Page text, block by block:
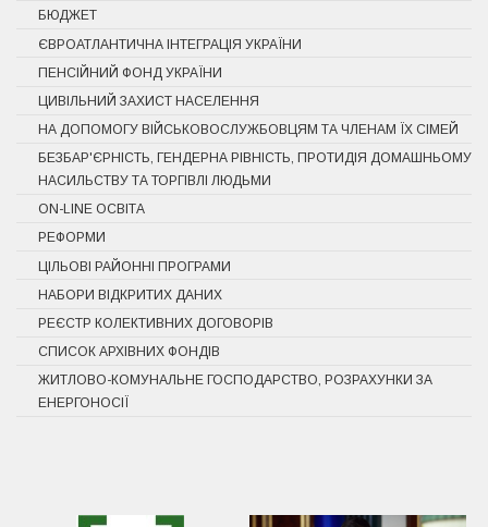
БЮДЖЕТ
ЄВРОАТЛАНТИЧНА ІНТЕГРАЦІЯ УКРАЇНИ
ПЕНСІЙНИЙ ФОНД УКРАЇНИ
ЦИВІЛЬНИЙ ЗАХИСТ НАСЕЛЕННЯ
НА ДОПОМОГУ ВІЙСЬКОВОСЛУЖБОВЦЯМ ТА ЧЛЕНАМ ЇХ СІМЕЙ
БЕЗБАР'ЄРНІСТЬ, ГЕНДЕРНА РІВНІСТЬ, ПРОТИДІЯ ДОМАШНЬОМУ
НАСИЛЬСТВУ ТА ТОРГІВЛІ ЛЮДЬМИ
ON-LINE ОСВІТА
РЕФОРМИ
ЦІЛЬОВІ РАЙОННІ ПРОГРАМИ
НАБОРИ ВІДКРИТИХ ДАНИХ
РЕЄСТР КОЛЕКТИВНИХ ДОГОВОРІВ
СПИСОК АРХІВНИХ ФОНДІВ
ЖИТЛОВО-КОМУНАЛЬНЕ ГОСПОДАРСТВО, РОЗРАХУНКИ ЗА
ЕНЕРГОНОСІЇ